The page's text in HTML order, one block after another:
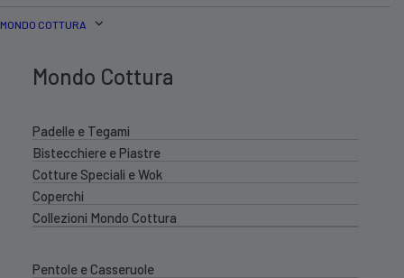
MONDO COTTURA
Mondo Cottura
Padelle e Tegami
Bistecchiere e Piastre
Cotture Speciali e Wok
Coperchi
Collezioni Mondo Cottura
Pentole e Casseruole